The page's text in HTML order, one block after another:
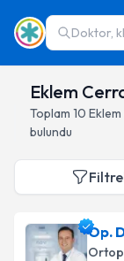
Doktor,
Eklem
Toplam 10
bulundu
Op.